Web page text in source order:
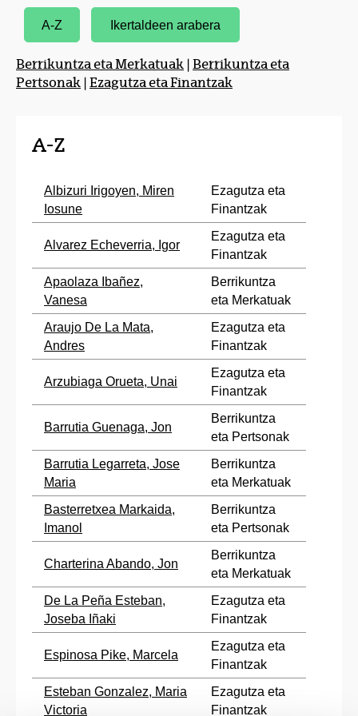
A-Z Ikertaldeen arabera
Berrikuntza eta Merkatuak | Berrikuntza eta
Pertsonak | Ezagutza eta Finantzak
A-Z
Albizuri Irigoyen, Miren
Iosune
Ezagutza eta
Finantzak
Alvarez Echeverria, Igor
Ezagutza eta
Finantzak
Apaolaza Ibañez,
Vanesa
Berrikuntza
eta Merkatuak
Araujo De La Mata,
Andres
Ezagutza eta
Finantzak
Arzubiaga Orueta, Unai
Ezagutza eta
Finantzak
Barrutia Guenaga, Jon
Berrikuntza
eta Pertsonak
Barrutia Legarreta, Jose
Maria
Berrikuntza
eta Merkatuak
Basterretxea Markaida,
Imanol
Berrikuntza
eta Pertsonak
Charterina Abando, Jon
Berrikuntza
eta Merkatuak
De La Peña Esteban,
Joseba Iñaki
Ezagutza eta
Finantzak
Espinosa Pike, Marcela
Ezagutza eta
Finantzak
Esteban Gonzalez, Maria
Victoria
Ezagutza eta
Finantzak